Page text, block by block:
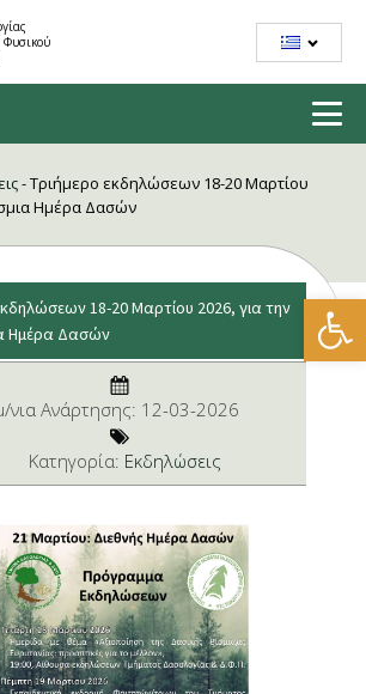
Φυσικού
-Τριήμερο εκδηλώσεων 18-20 Μαρτίου
Ημέρα Δασών
18-20 Μαρτίου 2026, για την
Ημέρα Δασών
νια Ανάρτησης: 12-03-2026
Kατηγορία: Εκδηλώσεις